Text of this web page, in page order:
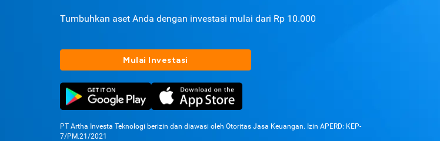
Tumbuhkan aset Anda dengan investasi mulai dari Rp 10.000
Mulai Investasi
PT Artha Investa Teknologi berizin dan diawasi oleh Otoritas Jasa Keuangan. Izin APERD: KEP-
7/PM.21/2021